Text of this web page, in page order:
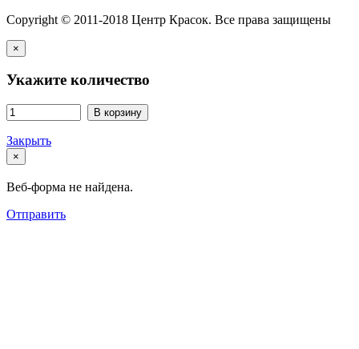
Copyright © 2011-2018 Центр Красок. Все права защищены
×
Укажите количество
В корзину
Закрыть
×
Веб-форма не найдена.
Отправить